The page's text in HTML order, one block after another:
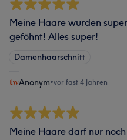
Meine Haare wurden
geföhnt! Alles super!
Damenhaarschnitt
Anonym•vor fast 4 Jahren
Meine Haare darf nur